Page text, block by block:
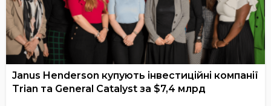
Janus Henderson купують інвестиційні компанії
Trian та General Catalyst за $7,4 млрд